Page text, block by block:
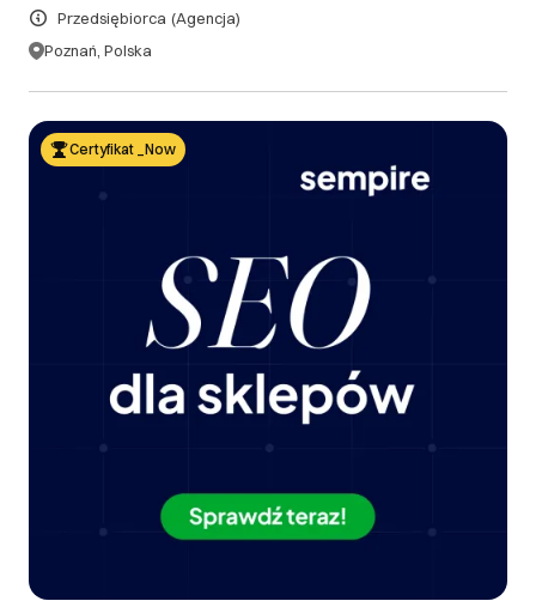
Przedsiębiorca (Agencja)
Poznań, Polska
Certyfikat _Now